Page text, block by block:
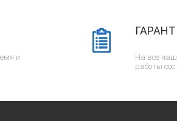
и
На все
работы